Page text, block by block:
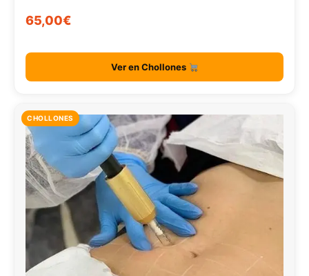
65,00€
Ver en Chollones
CHOLLONES